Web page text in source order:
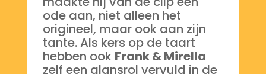
ode aan, niet alleen het
origineel, maar ook aan zijn
tante. Als kers op de taart
hebben ook Frank & Mirella
zelf een glansrol vervuld in de